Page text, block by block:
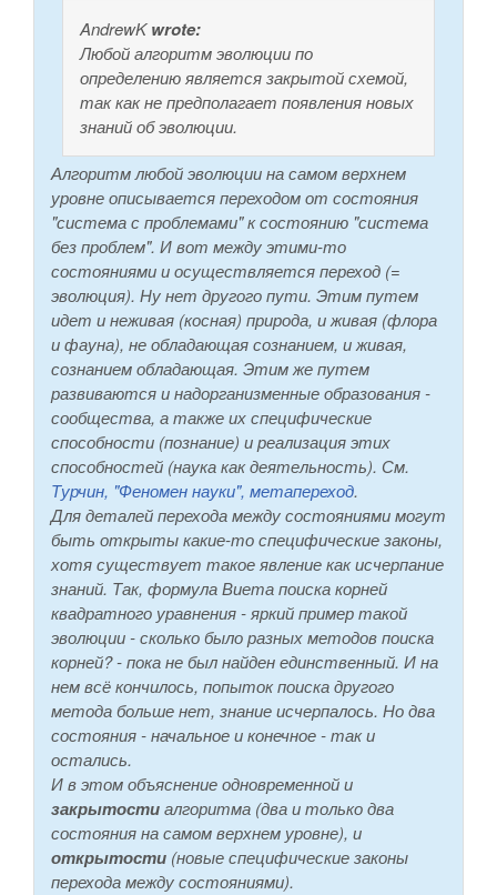
AndrewKwrote:
Любой алгоритм эволюции по
определению является закрытой схемой,
так как не предполагает появления новых
знаний об эволюции.
Алгоритм любой эволюции на самом верхнем
уровне описывается переходом от состояния
"система с проблемами" к состоянию "система
без проблем". И вот между этими-то
состояниями и осуществляется переход (=
эволюция). Ну нет другого пути. Этим путем
идет и неживая (косная) природа, и живая (флора
и фауна), не обладающая сознанием, и живая,
сознанием обладающая. Этим же путем
развиваются и надорганизменные образования -
сообщества, а также их специфические
способности (познание) и реализация этих
способностей (наука как деятельность). См.
Турчин, "Феномен науки", метапереход.
Для деталей перехода между состояниями могут
быть открыты какие-то специфические законы,
хотя существует такое явление как исчерпание
знаний. Так, формула Виета поиска корней
квадратного уравнения - яркий пример такой
эволюции - сколько было разных методов поиска
корней? - пока не был найден единственный. И на
нем всё кончилось, попыток поиска другого
метода больше нет, знание исчерпалось. Но два
состояния - начальное и конечное - так и
остались.
И в этом объяснение одновременной и
закрытостиалгоритма (два и только два
состояния на самом верхнем уровне), и
открытости (новые специфические законы
перехода между состояниями).